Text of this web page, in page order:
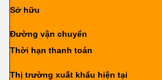
Sở hữu
Đường vận chuyển
Thời hạn thanh toán
Thị trường xuất khẩu hiện tại